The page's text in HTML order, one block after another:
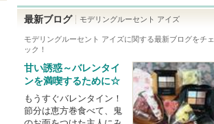
最新ブログ モデリングルーセント アイズ
モデリングルーセント アイズに関する最新ブログをチェ
ック！
甘い誘惑～バレンタイ
ンを満喫するために☆
もうすぐバレンタイン！
節分は恵方巻食べて、鬼